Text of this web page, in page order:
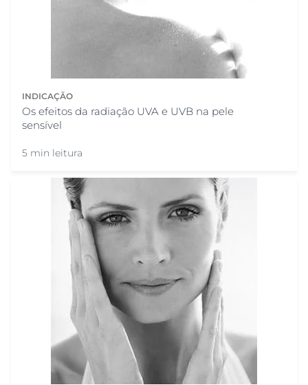
INDICAÇÃO
Os efeitos da radiação UVA e UVB na pele
sensível
5 min leitura